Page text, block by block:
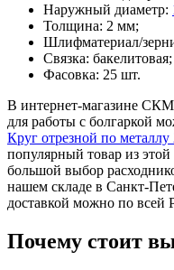
Наружный диаметр:
Толщина: 2 мм;
Шлифматериал/
Связка: бакелитовая;
Фасовка: 25 шт.
В интернет-магазине
для работы с болгаркой
Круг отрезной по
популярный товар из
большой выбор
нашем складе в Санкт-
доставкой можно по всей
Почему стоит